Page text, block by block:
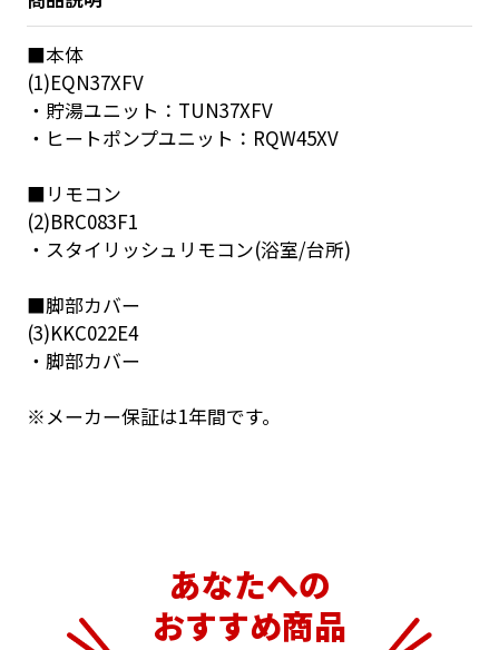
■本体
(1)EQN37XFV
・貯湯ユニット：TUN37XFV
・ヒートポンプユニット：RQW45XV
■リモコン
(2)BRC083F1
・スタイリッシュリモコン(浴室/台所)
■脚部カバー
(3)KKC022E4
・脚部カバー
※メーカー保証は1年間です。
あなたへの
おすすめ商品